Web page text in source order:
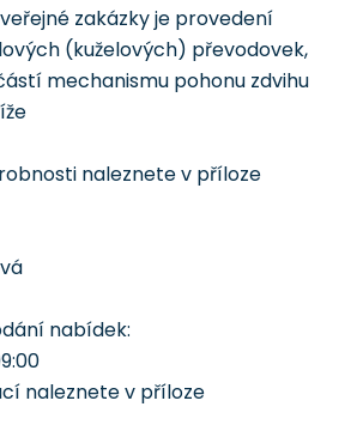
zakázky je provedení
(kuželových) převodovek,
mechanismu pohonu zdvihu
naleznete v příloze
nabídek:
naleznete v příloze